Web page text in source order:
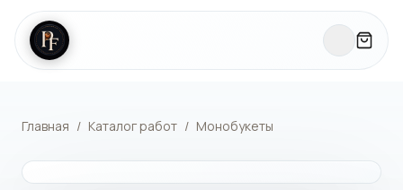
Главная / Каталог работ / Монобукеты